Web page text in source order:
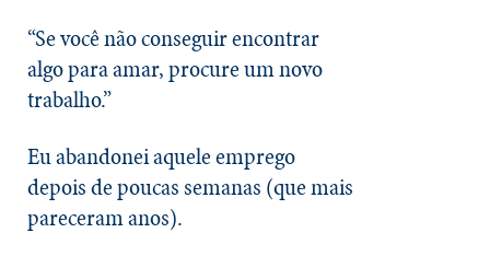
“Se você não conseguir encontrar
algo para amar, procure um novo
trabalho.”
Eu abandonei aquele emprego
depois de poucas semanas (que mais
pareceram anos).